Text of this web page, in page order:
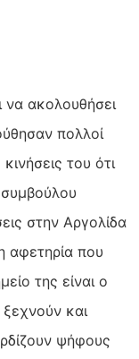
να ακολουθήσει
πολλοί
του ότι
στην Αργολίδα
αφετηρία που
της είναι ο
και
ψήφους